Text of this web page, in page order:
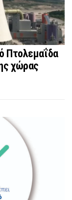
Πτολεμαΐδα
χώρας